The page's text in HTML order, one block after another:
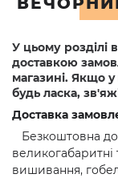
У цьому розділі
доставкою
магазині. Якщо
будь ласка,
Доставка
Безкоштовна
великогабаритні
вишивання,